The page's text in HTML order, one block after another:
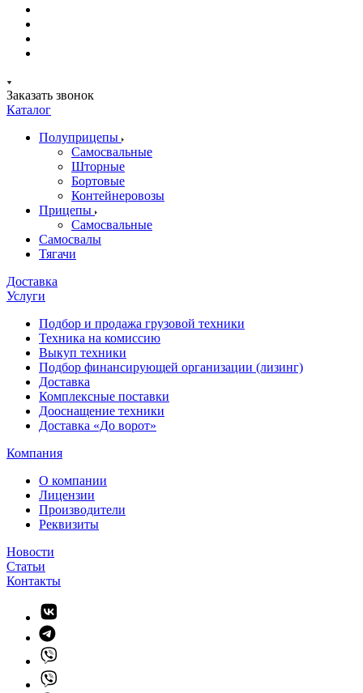
Заказать звонок
Каталог
Полуприцепы
Самосвальные
Шторные
Бортовые
Контейнеровозы
Прицепы
Самосвальные
Самосвалы
Тягачи
Доставка
Услуги
Подбор и продажа грузовой техники
Техника на комиссию
Выкуп техники
Подбор финансирующей организации (лизинг)
Доставка
Комплексные поставки
Дооснащение техники
Доставка «До ворот»
Компания
О компании
Лицензии
Производители
Реквизиты
Новости
Статьи
Контакты